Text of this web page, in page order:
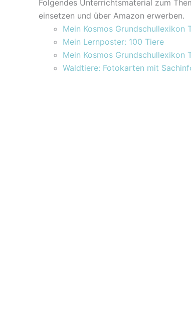
Folgendes Unterrichtsmaterial zum
einsetzen und über Amazon erwerben.
Mein Kosmos Grundschullexikon
Mein Lernposter: 100 Tiere
Mein Kosmos Grundschullexikon
Waldtiere: Fotokarten mit